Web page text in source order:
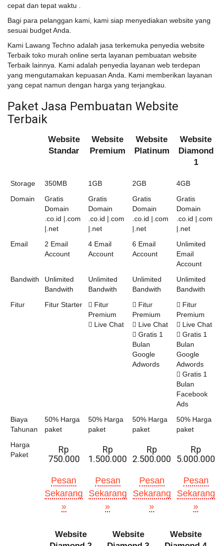
cepat dan tepat waktu .
Bagi para pelanggan kami, kami siap menyediakan website yang
sesuai budget Anda.
Kami Lawang Techno adalah jasa terkemuka penyedia website
Terbaik toko murah online serta layanan pembuatan website
Terbaik lainnya. Kami adalah penyedia layanan web terdepan
yang mengutamakan kepuasan Anda. Kami memberikan layanan
yang cepat namun dengan harga yang terjangkau.
Paket Jasa Pembuatan Website
Terbaik
Website
Standar
Website
Premium
Website
Platinum
Website
Diamond
1
Storage 350MB 1GB 2GB
4GB
Domain
Gratis
Domain
.co.id |.com
|.net
Gratis
Domain
.co.id |.com
|.net
Gratis
Domain
.co.id |.com
|.net
Gratis
Domain
.co.id |.com
|.net
Email
2 Email
Account
4 Email
Account
6 Email
Account
Unlimited
Email
Account
Bandwith
Unlimited
Bandwith
Unlimited
Bandwith
Unlimited
Bandwith
Unlimited
Bandwith
Fitur
Fitur Starter
Fitur
Premium
Live Chat
Fitur
Premium
Live Chat
Gratis 1
Bulan
Google
Adwords
Fitur
Premium
Live Chat
Gratis 1
Bulan
Google
Adwords
Gratis 1
Bulan
Facebook
Ads
Biaya
Tahunan
50% Harga
paket
50% Harga
paket
50% Harga
paket
50% Harga
paket
Harga
Paket
Rp
750.000
Rp
1.500.000
Rp
2.500.000
Rp
5.000.000
Pesan
Sekarang
»
Pesan
Sekarang
»
Pesan
Sekarang
»
Pesan
Sekarang
»
Website
Website
Website